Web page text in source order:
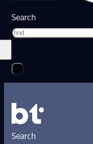
Search
Search